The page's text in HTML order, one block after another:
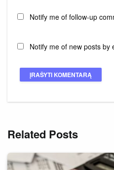
Notify me of follow-up
Notify me of new posts by
Related Posts